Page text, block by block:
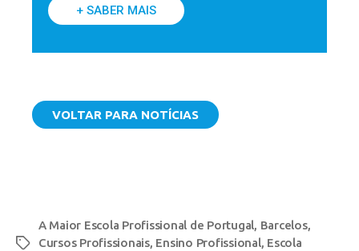
+ SABER MAIS
VOLTAR PARA NOTÍCIAS
A Maior Escola Profissional de Portugal, Barcelos,
Cursos Profissionais, Ensino Profissional, Escola